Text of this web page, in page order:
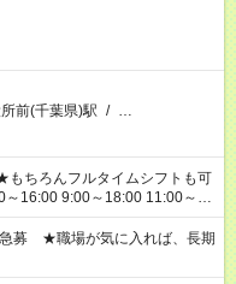
前(千葉県)駅 / …
16:00 9:00～18:00 11:00～
せん ※法令に基づき、週20時
象となります ※労働者派遣法
、短時間・短期間の就業はご
募 ★職場が気に入れば、長期